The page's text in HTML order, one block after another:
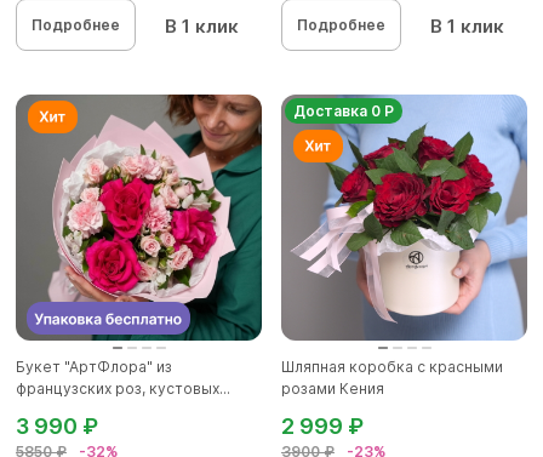
Подробнее В 1 клик Подробнее В 1 клик
Букет "АртФлора" из
французских роз, кустовых...
5850 ₽ -32%
3 990 ₽
Доставка 0 Р
Шляпная коробка с красными
розами Кения
3900 ₽ -23%
2 999 ₽